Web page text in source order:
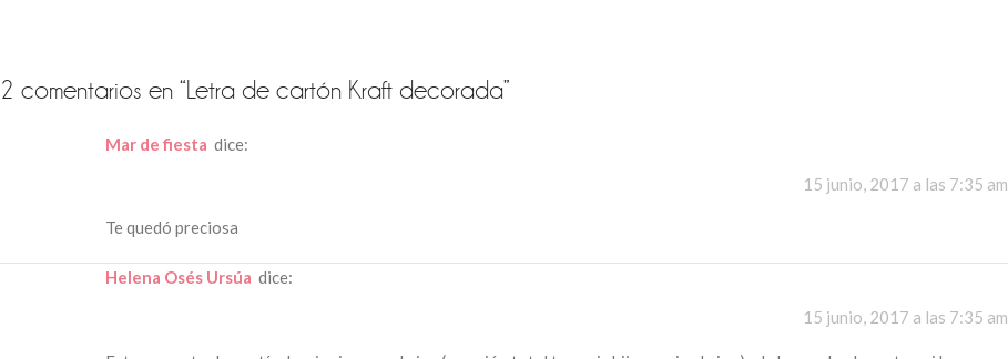
2 comentarios en “Letra de cartón Kraft decorada”
Mar de fiesta dice:
15 junio, 2017 a las 7:35 am
Te quedó preciosa
Helena Osés Ursúa dice:
15 junio, 2017 a las 7:35 am